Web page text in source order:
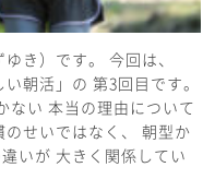
き）です。 今回は、
朝活」の 第3回目です。
ない 本当の理由について
せいではなく、 朝型か
いが 大きく関係してい